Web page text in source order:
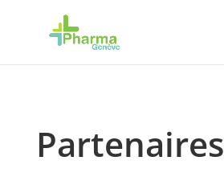
Partenaires